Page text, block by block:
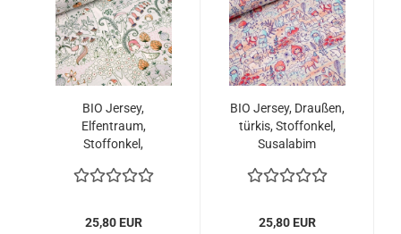
BIO Jersey,
Elfentraum,
Stoffonkel,
25,80 EUR
BIO Jersey, Draußen,
türkis, Stoffonkel,
Susalabim
25,80 EUR